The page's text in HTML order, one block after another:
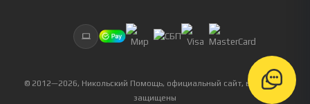
© 2012—2026, Никольский Помощь, официальный сайт, все права
защищены